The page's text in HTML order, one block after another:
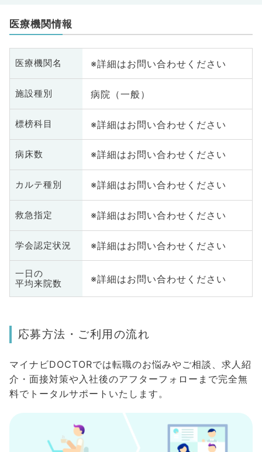
医療機関情報
医療機関名 ※詳細はお問い合わせください
施設種別 病院（一般）
標榜科目 ※詳細はお問い合わせください
病床数 ※詳細はお問い合わせください
カルテ種別 ※詳細はお問い合わせください
救急指定 ※詳細はお問い合わせください
学会認定状況 ※詳細はお問い合わせください
一日の
平均来院数
※詳細はお問い合わせください
応募方法・ご利用の流れ
マイナビDOCTORでは転職のお悩みやご相談、求人紹
介・面接対策や入社後のアフターフォローまで完全無
料でトータルサポートいたします。